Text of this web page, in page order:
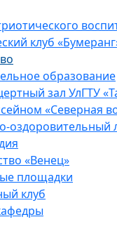
клуб
образование
зал УлГТУ
«Северная
оздоровительный
«Венец»
площадки
клуб